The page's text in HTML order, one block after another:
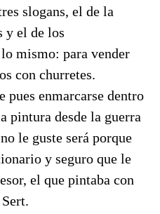
slogans, el de la
y el de los
mismo: para vender
con churretes.
pues enmarcarse dentro
pintura desde la guerra
le guste será porque
y seguro que le
el que pintaba con